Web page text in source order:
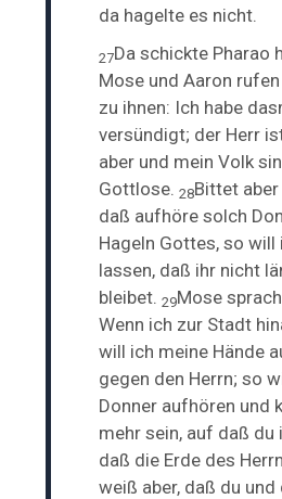
da hagelte es nicht.
27Da schickte Pharao
Mose und Aaron
zu ihnen: Ich habe
versündigt; der Herr
aber und mein Volk
Gottlose.28Bittet aber
daß aufhöre solch
Hageln Gottes, so will
lassen, daß ihr nicht
bleibet.29Mose
Wenn ich zur Stadt
will ich meine Hände
gegen den Herrn; so
Donner aufhören und
mehr sein, auf daß du
daß die Erde des
weiß aber, daß du und